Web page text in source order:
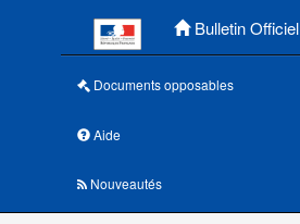
Bulletin Officiel
Documents opposables
Aide
Nouveautés